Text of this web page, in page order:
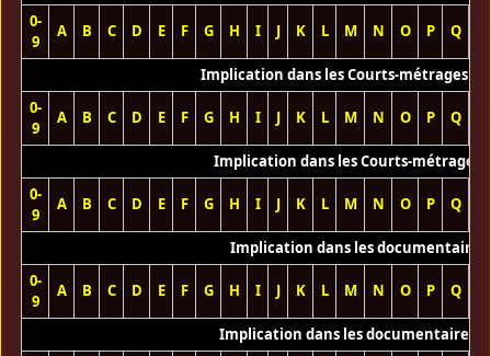
0-
9
A B C D E F G H I J K L M N O P Q
Implication dans les Courts-métrages
0-
9
A B C D E F G H I J K L M N O P Q
Implication dans les Courts-métrages
0-
9
A B C D E F G H I J K L M N O P Q
Implication dans les documentaires
0-
9
A B C D E F G H I J K L M N O P Q
Implication dans les documentaires